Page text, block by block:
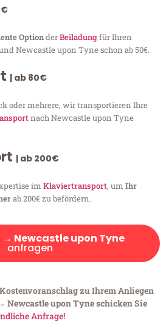
OptionderBeiladungfür Ihren
Newcastle upon Tyne schon ab 50€.
| ab 80€
oder mehrere, wir transportieren Ihre
nach Newcastle upon Tyne
| ab 200€
im Klaviertransport, um Ihr
ab 200€ zu befördern.
→ Newcastle upon Tyne
anfragen
zu Ihrem Anliegen
Newcastle upon Tyne schicken Sie
Anfrage!